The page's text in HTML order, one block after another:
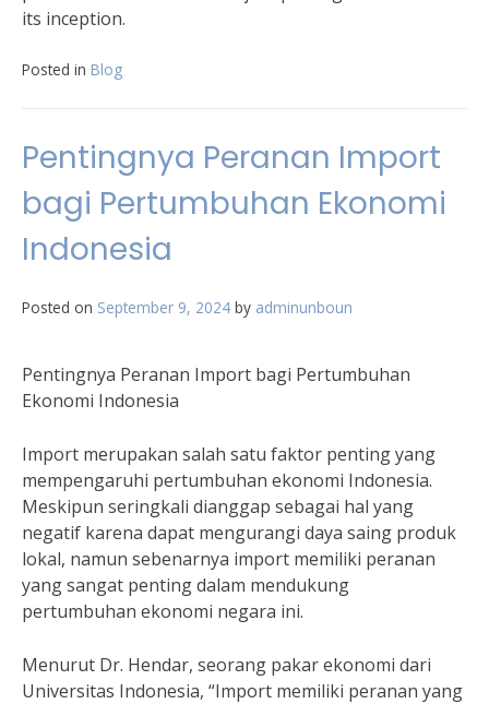
its inception.
Posted in Blog
Pentingnya Peranan Import
bagi Pertumbuhan Ekonomi
Indonesia
Posted on September 9, 2024 by adminunboun
Pentingnya Peranan Import bagi Pertumbuhan
Ekonomi Indonesia
Import merupakan salah satu faktor penting yang
mempengaruhi pertumbuhan ekonomi Indonesia.
Meskipun seringkali dianggap sebagai hal yang
negatif karena dapat mengurangi daya saing produk
lokal, namun sebenarnya import memiliki peranan
yang sangat penting dalam mendukung
pertumbuhan ekonomi negara ini.
Menurut Dr. Hendar, seorang pakar ekonomi dari
Universitas Indonesia, “Import memiliki peranan yang